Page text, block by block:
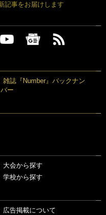
記事をお届けします
雑誌『Number』バックナン
バー
大会から探す
学校から探す
広告掲載について